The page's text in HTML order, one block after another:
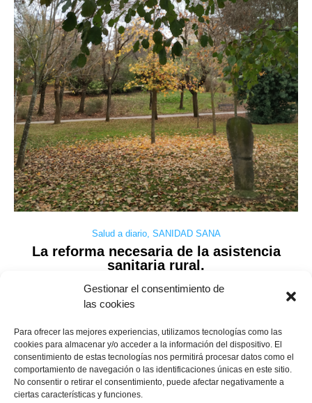
Gestionar el consentimiento de
las cookies
Para ofrecer las mejores experiencias, utilizamos tecnologías como las
cookies para almacenar y/o acceder a la información del dispositivo. El
consentimiento de estas tecnologías nos permitirá procesar datos como el
comportamiento de navegación o las identificaciones únicas en este sitio.
No consentir o retirar el consentimiento, puede afectar negativamente a
ciertas características y funciones.
Salud a diario, SANIDAD SANA
La reforma necesaria de la asistencia
sanitaria rural.
a ella». Así resumía la situación un paciente dolido tras su
experiencia sanitaria para ser diagnosticado y tratado de una
tumoración. «Ahora no tenemos médico fijo en el pueblo; cada
día viene uno que no conoce nuestros problemas, y tampoco se
sabe cuándo ni a qué ….